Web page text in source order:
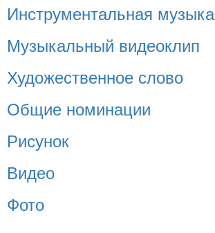
Инструментальная музыка
Музыкальный видеоклип
Художественное слово
Общие номинации
Рисунок
Видео
Фото